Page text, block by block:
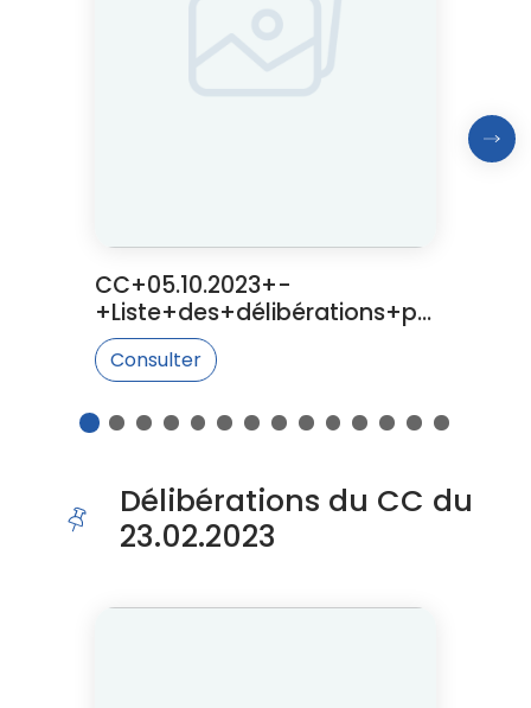
CC+05.10.2023+-
+Liste+des+délibérations+po
ur+affichage
Consulter
1 2 3 4 5 6 7 8 9 10 11 12 13
14
Délibérations du CC du
23.02.2023
Cliquer pour passer Délibérations du CC du